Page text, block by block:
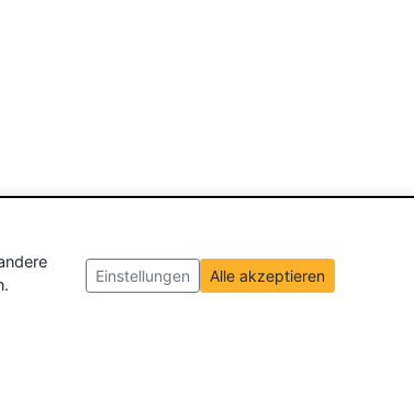
Einstellungen Alle akzeptieren